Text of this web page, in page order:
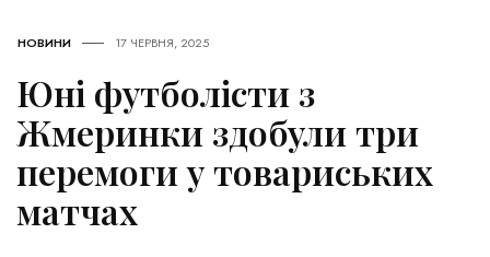
НОВИНИ 17 ЧЕРВНЯ, 2025
Юні футболісти з
Жмеринки здобули три
перемоги у товариських
матчах